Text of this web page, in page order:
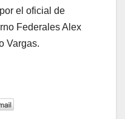
el oficial de
Federales Alex
Vargas.